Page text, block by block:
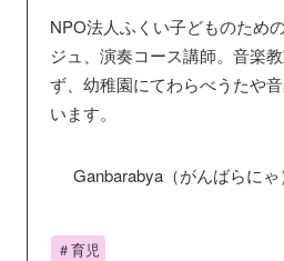
NPO法人ふくい子どものため
ジュ、演奏コース講師。音楽
ず、幼稚園にてわらべうたや
います。
Ganbarabya（がんばらに
＃育児